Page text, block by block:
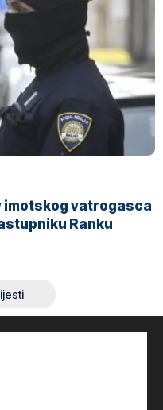
imotskog vatrogasca
Ranku